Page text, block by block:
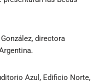
directora
Azul, Edificio Norte,